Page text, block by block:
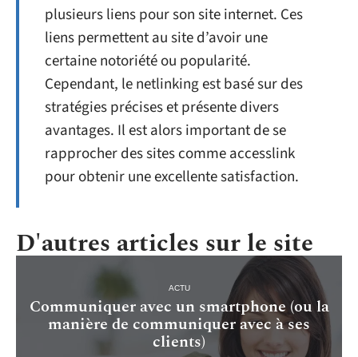
plusieurs liens pour son site internet. Ces
liens permettent au site d’avoir une
certaine notoriété ou popularité.
Cependant, le netlinking est basé sur des
stratégies précises et présente divers
avantages. Il est alors important de se
rapprocher des sites comme accesslink
pour obtenir une excellente satisfaction.
D'autres articles sur le site
ACTU
Communiquer avec un smartphone (ou la
manière de communiquer avec à ses
clients)